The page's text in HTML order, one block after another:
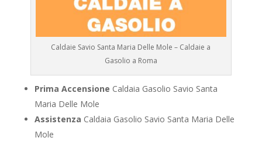
Caldaie Savio Santa Maria Delle Mole – Caldaie a
Gasolio a Roma
Prima Accensione Caldaia Gasolio Savio Santa
Maria Delle Mole
Assistenza Caldaia Gasolio Savio Santa Maria Delle
Mole